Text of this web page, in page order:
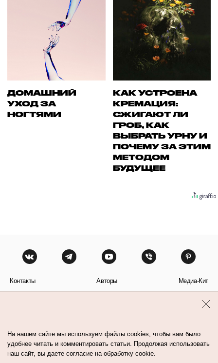
ДОМАШНИЙ
УХОД ЗА
НОГТЯМИ
КАК УСТРОЕНА
КРЕМАЦИЯ:
СЖИГАЮТ ЛИ
ГРОБ, КАК
ВЫБРАТЬ УРНУ И
ПОЧЕМУ ЗА ЭТИМ
МЕТОДОМ
БУДУЩЕЕ
Контакты Авторы Медиа-Кит
На нашем сайте мы используем файлы cookies, чтобы вам было
удобнее читать и комментировать статьи. Продолжая использовать
наш сайт, вы даете согласие на обработку cookie.